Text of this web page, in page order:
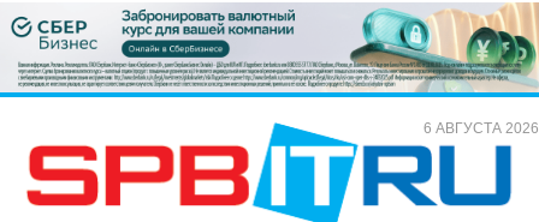
6 АВГУСТА 2026